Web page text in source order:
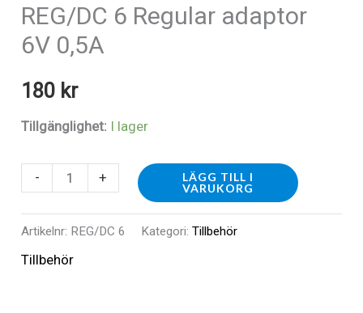
REG/DC 6 Regular adaptor
6V 0,5A
180 kr
Tillgänglighet: I lager
-
REG/DC
Regular
+
LÄGG TILL I
VARUKORG
Artikelnr: REG/DC 6 Kategori:Tillbehör
Tillbehör